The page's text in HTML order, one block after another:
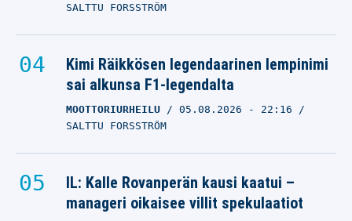
SALTTU FORSSTRÖM
Kimi Räikkösen legendaarinen lempinimi
sai alkunsa F1-legendalta
MOOTTORIURHEILU 05.08.2026 - 22:16
SALTTU FORSSTRÖM
IL: Kalle Rovanperän kausi kaatui –
manageri oikaisee villit spekulaatiot